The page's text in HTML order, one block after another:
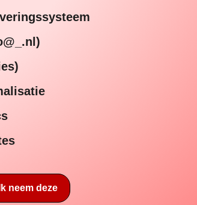
Ik neem deze